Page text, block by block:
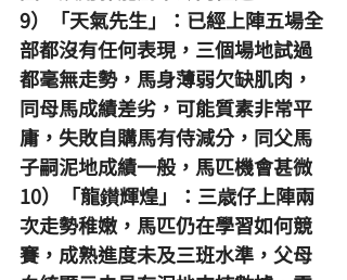
9）「天氣先生」：已經上陣五場全
部都沒有任何表現，三個場地試過
都毫無走勢，馬身薄弱欠缺肌肉，
同母馬成績差劣，可能質素非常平
庸，失敗自購馬有侍減分，同父馬
子嗣泥地成績一般，馬匹機會甚微
10）「龍鑚輝煌」：三歳仔上陣兩
次走勢稚嫩，馬匹仍在學習如何競
賽，成熟進度未及三班水準，父母